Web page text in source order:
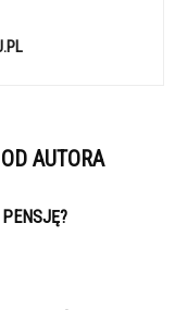
AUTORA